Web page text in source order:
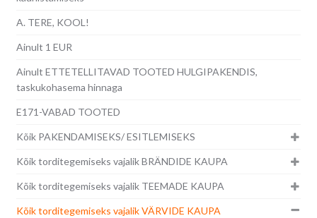
A. TERE, KOOL!
Ainult 1 EUR
Ainult ETTETELLITAVAD TOOTED HULGIPAKENDIS,
taskukohasema hinnaga
E171-VABAD TOOTED
Kõik PAKENDAMISEKS/ ESITLEMISEKS
Kõik torditegemiseks vajalik BRÄNDIDE KAUPA
Kõik torditegemiseks vajalik TEEMADE KAUPA
Kõik torditegemiseks vajalik VÄRVIDE KAUPA